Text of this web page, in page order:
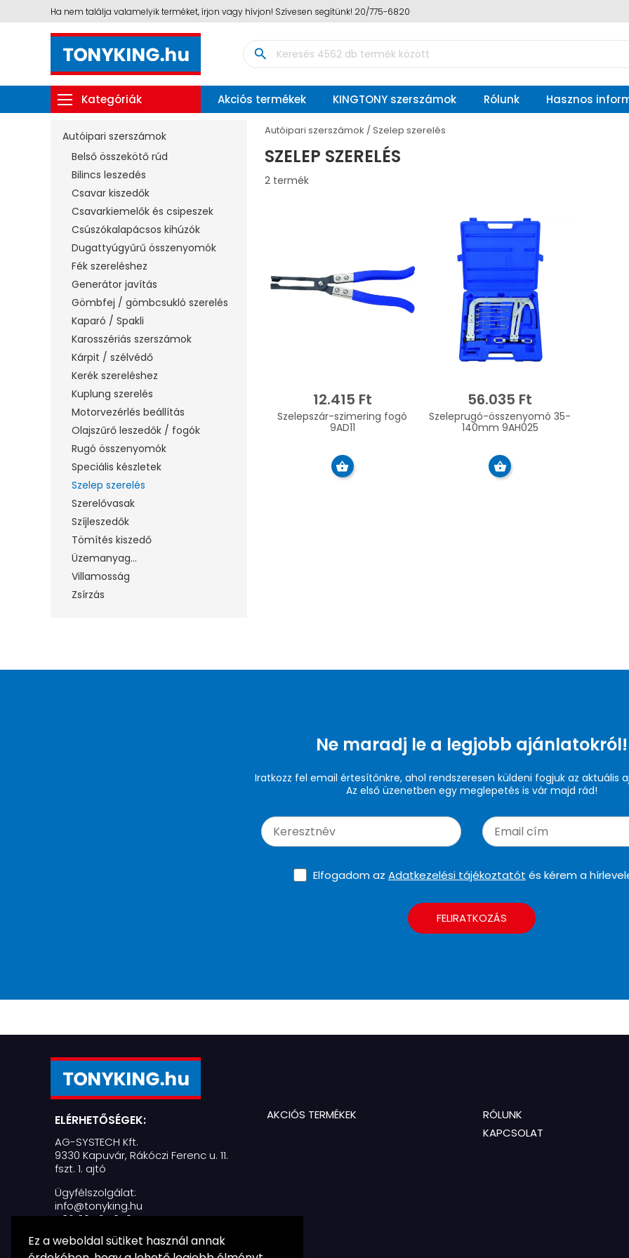
Ha nem találja valamelyik terméket, írjon vagy hívjon! Szívesen segítünk! 20/775-6820
Kategóriák Akciós termékek KINGTONY szerszámok Rólunk Hasznos
search
Autóipari szerszámok
Belső összekötő rúd
Bilincs leszedés
Csavar kiszedők
Csavarkiemelők és csipeszek
Csúszókalapácsos kihúzók
Dugattyúgyűrű összenyomók
Fék szereléshez
Generátor javítás
Gömbfej / gömbcsukló szerelés
Kaparó / Spakli
Karosszériás szerszámok
Kárpit / szélvédő
Kerék szereléshez
Kuplung szerelés
Motorvezérlés beállítás
Olajszűrő leszedők / fogók
Rugó összenyomók
Speciális készletek
Szelep szerelés
Szerelővasak
Szíjleszedők
Tömítés kiszedő
Üzemanyag...
Villamosság
Zsírzás
Autóipari szerszámok Szelep szerelés
SZELEP SZERELÉS
2 termék
12.415 Ft
Szelepszár-szimering fogó
9AD11
56.035 Ft
Szeleprugó-összenyomó 35-
140mm 9AH025
Ne maradj le a legjobb ajánlatokról!
Iratkozz fel email értesítőnkre, ahol rendszeresen küldeni fogjuk az aktuális
Az első üzenetben egy meglepetés is vár majd rád!
Elfogadom az Adatkezelési tájékoztatót és kérem a
FELIRATKOZÁS
ELÉRHETŐSÉGEK:
AG-SYSTECH Kft.
9330 Kapuvár, Rákóczi Ferenc u. 11.
fszt. 1. ajtó
Ügyfélszolgálat:
info@tonyking.hu
+36 30 797 2487
Nyitvatartás:
AKCIÓS TERMÉKEK
RÓLUNK
KAPCSOLAT
Ez a weboldal sütiket használ annak